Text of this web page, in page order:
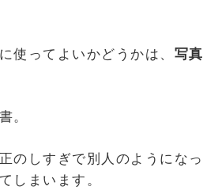
使ってよいかどうかは、 写
。
のしすぎで別人のようにな
しまいます。